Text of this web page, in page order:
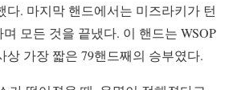
다. 마지막 핸드에서는 미즈라키가 턴
모든 것을 끝냈다. 이 핸드는 WSOP
상 가장 짧은 79핸드째의 승부였다.